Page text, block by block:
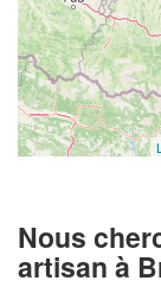
Nous
artisan à